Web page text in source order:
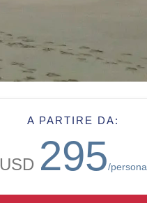
A PARTIRE DA:
USD 295/persona